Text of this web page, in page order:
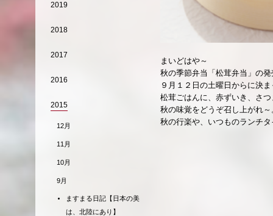
まいどはや～
秋の季節弁当「松茸弁当」の発
９月１２日の土曜日からに決
松茸ごはんに、赤ずいき、さ
秋の味覚をどうぞ召し上がれ～
秋の行楽や、いつものランチ
2019
2018
2017
2016
2015
12月
11月
10月
9月
ますまる日記【日本の美
は、北陸にあり】